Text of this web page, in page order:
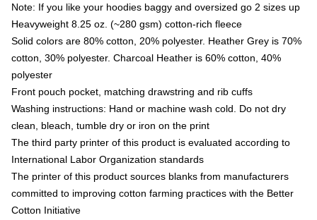
Note: If you like your hoodies baggy and oversized go 2 sizes up
Heavyweight 8.25 oz. (~280 gsm) cotton-rich fleece
Solid colors are 80% cotton, 20% polyester. Heather Grey is 70%
cotton, 30% polyester. Charcoal Heather is 60% cotton, 40%
polyester
Front pouch pocket, matching drawstring and rib cuffs
Washing instructions: Hand or machine wash cold. Do not dry
clean, bleach, tumble dry or iron on the print
The third party printer of this product is evaluated according to
International Labor Organization standards
The printer of this product sources blanks from manufacturers
committed to improving cotton farming practices with the Better
Cotton Initiative